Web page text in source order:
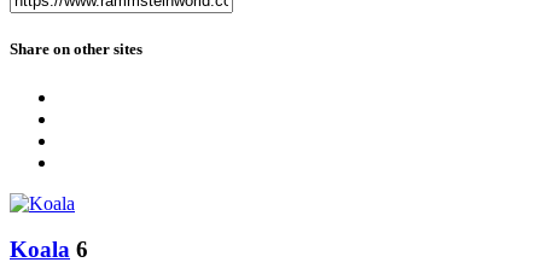
Share on other sites
Koala 6